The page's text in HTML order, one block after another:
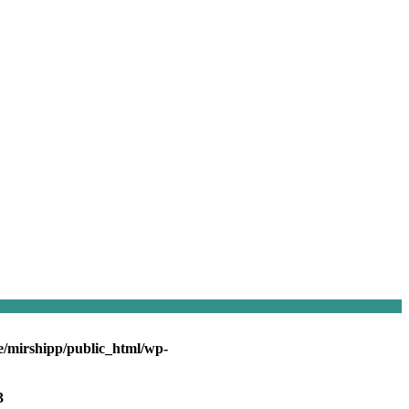
mirshipp/public_html/wp-